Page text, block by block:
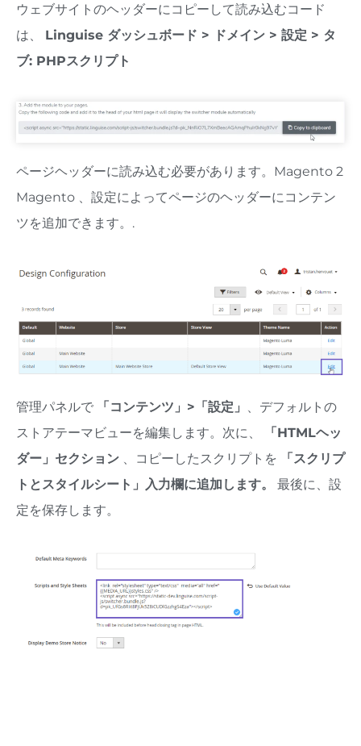
ウェブサイトのヘッダーにコピーして読み込むコード
は、 Linguise ダッシュボード > ドメイン > 設定 > タ
ブ: PHPスクリプト
ページヘッダーに読み込む必要があります。Magento 2
Magento 、設定によってページのヘッダーにコンテン
ツを追加できます。.
管理パネルで 「コンテンツ」>「設定」 、デフォルトの
ストアテーマビューを編集します。次に、
「HTMLヘッ
ダー」セクション 、コピーしたスクリプトを
「スクリプ
トとスタイルシート」入力欄に追加します。
最後に、設
定を保存します。